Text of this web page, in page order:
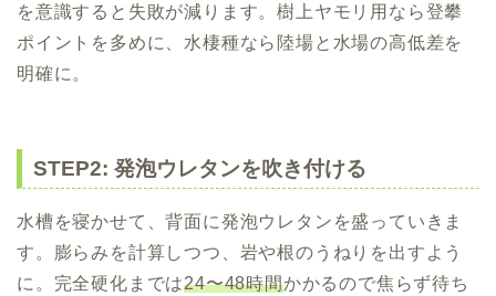
を意識すると失敗が減ります。樹上ヤモリ用なら登攀
ポイントを多めに、水棲種なら陸場と水場の高低差を
明確に。
STEP2: 発泡ウレタンを吹き付ける
水槽を寝かせて、背面に発泡ウレタンを盛っていきま
す。膨らみを計算しつつ、岩や根のうねりを出すよう
に。完全硬化までは24〜48時間かかるので焦らず待ち